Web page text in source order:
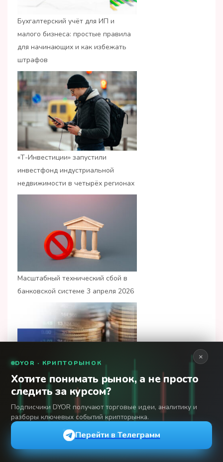
Бухгалтерский учёт для ИП и
малого бизнеса: простые правила
для начинающих и как избежать
штрафов
«Т-Инвестиции» запустили
инвестфонд индустриальной
недвижимости в четырёх регионах
Масштабный технический сбой в
банковской системе 3 апреля 2026
Переводы, тарифы, кэшбеки и
банков на апрель 2026
×
DYOR · КРИПТОРЫНОК
Хотите понимать рынок, а не просто
следить за курсом?
Подписчики DYOR получают торговые идеи, аналитику и
разборы ключевых событий крипторынка.
Перейти в Телеграмм